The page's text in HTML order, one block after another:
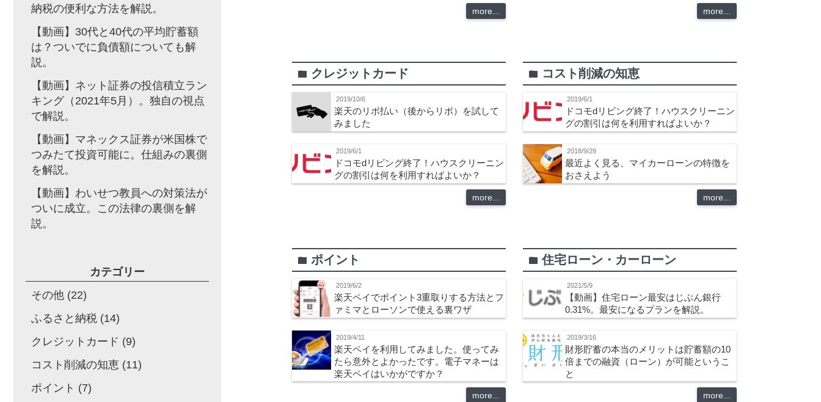
more... more...
folder クレジットカード
2019/10/6
楽天のリボ払い（後からリボ）を試して
みました
2019/6/1
ドコモdリビング終了！ハウスクリーニン
グの割引は何を利用すればよいか？
more...
folder コスト削減の知恵
2019/6/1
ドコモdリビング終了！ハウスクリーニン
グの割引は何を利用すればよいか？
2018/9/29
最近よく見る、マイカーローンの特徴を
おさえよう
more...
folder ポイント
2019/6/2
楽天ペイでポイント3重取りする方法とフ
ァミマとローソンで使える裏ワザ
2019/4/11
楽天ペイを利用してみました。使ってみ
たら意外とよかったです。電子マネーは
楽天ペイはいかがですか？
more...
folder住宅ローン・カーローン
2021/5/9
【動画】住宅ローン最安はじぶん銀行
0.31%。最安になるプランを解説。
2019/3/16
財形貯蓄の本当のメリットは貯蓄額の10
倍までの融資（ローン）が可能というこ
と
more...
納税の便利な方法を解説。
【動画】30代と40代の平均貯蓄額
は？ついでに負債額についても解
説。
【動画】ネット証券の投信積立ラン
キング（2021年5月）。独自の視点
で解説。
【動画】マネックス証券が米国株で
つみたて投資可能に。仕組みの裏側
を解説。
【動画】わいせつ教員への対策法が
ついに成立。この法律の裏側を解
説。
カテゴリー
その他 (22)
ふるさと納税 (14)
クレジットカード (9)
コスト削減の知恵 (11)
ポイント (7)